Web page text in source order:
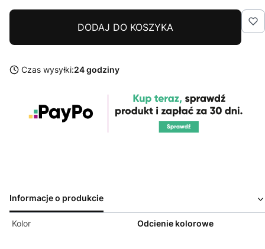
DODAJ DO KOSZYKA
Czas wysyłki:24 godziny
Informacje o produkcie
Kolor Odcienie kolorowe